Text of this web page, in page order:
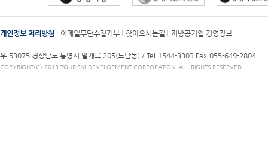
개인정보 처리방침 이메일무단수집거부 찾아오시는길 지방공기업 경영정보
우.53075 경상남도 통영시 발개로 205(도남동) / Tel.1544-3303 Fax.055-649-2804
COPYRIGHT(C) 2013 TOURISM DEVELOPMENT CORPORATION. ALL RIGHTS RESERVED.